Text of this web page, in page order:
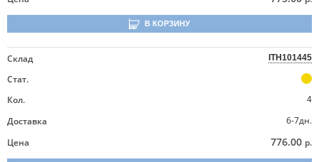
В КОРЗИНУ
Склад ITH101445
Стат.
Кол.
4
Доставка
6-7дн.
Цена
776.00 р.